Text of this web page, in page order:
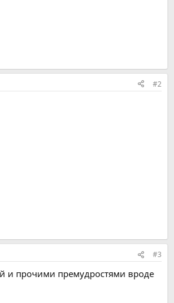
#2
#3
и прочими премудростями вроде